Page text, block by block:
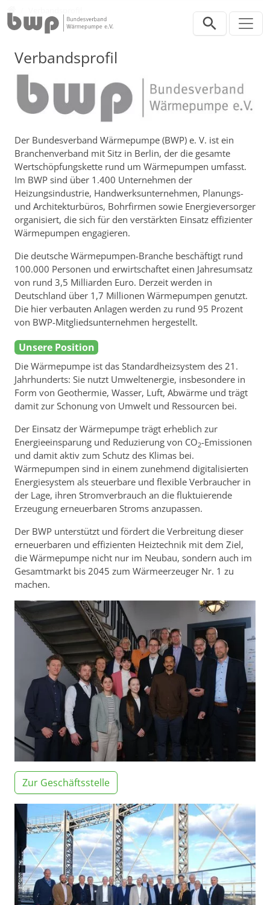
Verbandsprofil
Der Bundesverband Wärmepumpe (BWP) e. V. ist ein
Branchenverband mit Sitz in Berlin, der die gesamte
Wertschöpfungskette rund um Wärmepumpen umfasst.
Im BWP sind über 1.400 Unternehmen der
Heizungsindustrie, Handwerksunternehmen, Planungs-
und Architekturbüros, Bohrfirmen sowie Energieversorger
organisiert, die sich für den verstärkten Einsatz effizienter
Wärmepumpen engagieren.
Die deutsche Wärmepumpen-Branche beschäftigt rund
100.000 Personen und erwirtschaftet einen Jahresumsatz
von rund 3,5 Milliarden Euro. Derzeit werden in
Deutschland über 1,7 Millionen Wärmepumpen genutzt.
Die hier verbauten Anlagen werden zu rund 95 Prozent
von BWP-Mitgliedsunternehmen hergestellt.
Unsere Position
Die Wärmepumpe ist das Standardheizsystem des 21.
Jahrhunderts: Sie nutzt Umweltenergie, insbesondere in
Form von Geothermie, Wasser, Luft, Abwärme und trägt
damit zur Schonung von Umwelt und Ressourcen bei.
Der Einsatz der Wärmepumpe trägt erheblich zur
Energieeinsparung und Reduzierung von CO2-Emissionen
und damit aktiv zum Schutz des Klimas bei.
Wärmepumpen sind in einem zunehmend digitalisierten
Energiesystem als steuerbare und flexible Verbraucher in
der Lage, ihren Stromverbrauch an die fluktuierende
Erzeugung erneuerbaren Stroms anzupassen.
Der BWP unterstützt und fördert die Verbreitung dieser
erneuerbaren und effizienten Heiztechnik mit dem Ziel,
die Wärmepumpe nicht nur im Neubau, sondern auch im
Gesamtmarkt bis 2045 zum Wärmeerzeuger Nr. 1 zu
machen.
Zur Geschäftsstelle